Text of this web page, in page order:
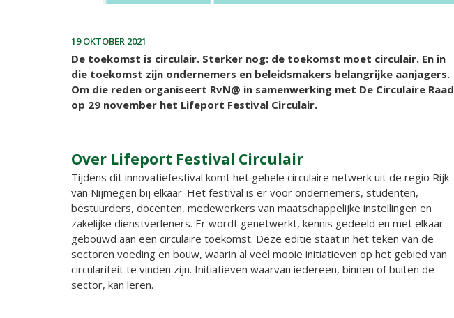
19 OKTOBER 2021
De toekomst is circulair. Sterker nog: de toekomst moet circulair. En in
die toekomst zijn ondernemers en beleidsmakers belangrijke aanjagers.
Om die reden organiseert RvN@ in samenwerking met De Circulaire Raad
op 29 november het Lifeport Festival Circulair.
Over Lifeport Festival Circulair
Tijdens dit innovatiefestival komt het gehele circulaire netwerk uit de regio Rijk
van Nijmegen bij elkaar. Het festival is er voor ondernemers, studenten,
bestuurders, docenten, medewerkers van maatschappelijke instellingen en
zakelijke dienstverleners. Er wordt genetwerkt, kennis gedeeld en met elkaar
gebouwd aan een circulaire toekomst. Deze editie staat in het teken van de
sectoren voeding en bouw, waarin al veel mooie initiatieven op het gebied van
circulariteit te vinden zijn. Initiatieven waarvan iedereen, binnen of buiten de
sector, kan leren.